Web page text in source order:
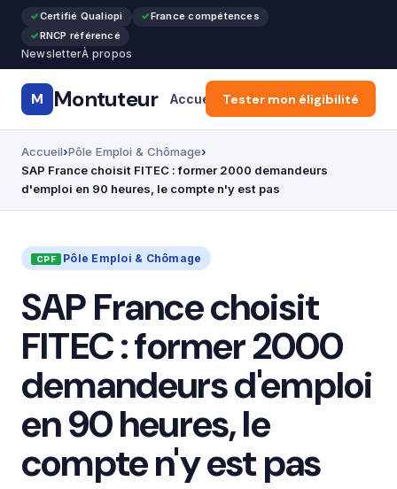
Certifié Qualiopi
France compétences
RNCP référencé
NewsletterÀ propos
M Montuteur Accueil Formation Pro & Cours
Tester mon éligibilité
Accueil Pôle Emploi & Chômage
SAP France choisit FITEC : former 2000 demandeurs
d'emploi en 90 heures, le compte n'y est pas
Pôle Emploi & Chômage
SAP France choisit
FITEC : former 2000
demandeurs d'emploi
en 90 heures, le
compte n'y est pas